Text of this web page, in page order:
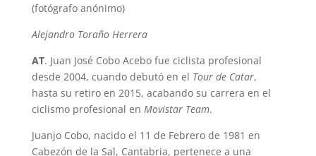
(fotógrafo anónimo)
Alejandro Toraño Herrera
AT. Juan José Cobo Acebo fue ciclista profesional
desde 2004, cuando debutó en el Tour de Catar,
hasta su retiro en 2015, acabando su carrera en el
ciclismo profesional en Movistar Team.
Juanjo Cobo, nacido el 11 de Febrero de 1981 en
Cabezón de la Sal, Cantabria, pertenece a una